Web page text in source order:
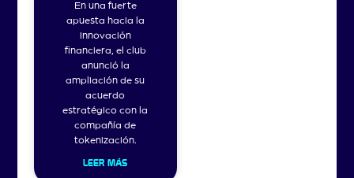
En una fuerte
apuesta hacia la
innovación
financiera, el club
anunció la
ampliación de su
acuerdo
estratégico con la
compañía de
tokenización.
LEER MÁS